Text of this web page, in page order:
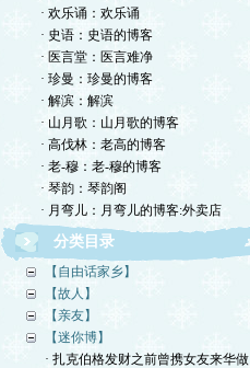
· 欢乐诵：欢乐诵
· 史语：史语的博客
· 医言堂：医言难净
· 珍曼：珍曼的博客
· 解滨：解滨
· 山月歌：山月歌的博客
· 高伐林：老高的博客
· 老-穆：老-穆的博客
· 琴韵：琴韵阁
· 月弯儿：月弯儿的博客:外卖店
分类目录
【自由话家乡】
【故人】
【亲友】
【迷你博】
· 扎克伯格发财之前曾携女友来华做